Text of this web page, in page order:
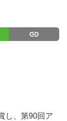
し、第90回ア